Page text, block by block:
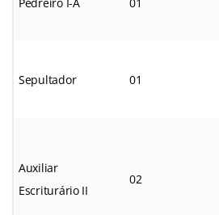
Sepultador 01
Auxiliar
Escriturário II
02